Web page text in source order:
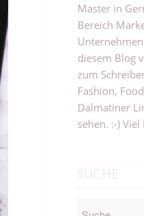
Master in
Bereich
diesem Blog
zum
Fashion,
Dalmatiner
sehen. :-)
SUCHE